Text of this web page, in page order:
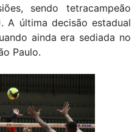
sendo tetracampeão
A última decisão estadual
ainda era sediada no
Paulo.